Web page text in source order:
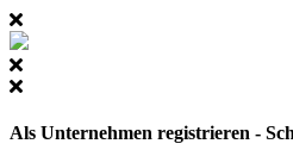
Als Unternehmen registrieren -